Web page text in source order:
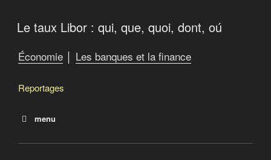
Le taux Libor : qui, que, quoi, dont, oú
Économie │ Les banques et la finance
Reportages
menu